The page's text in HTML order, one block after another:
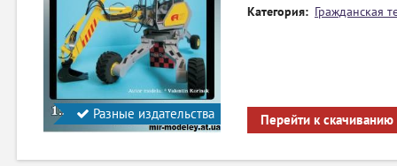
Разные издательства
Категория: Гражданская
Перейти к скачиванию